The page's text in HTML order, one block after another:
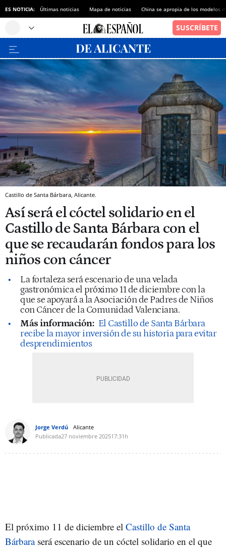
ES NOTICIA: Últimas noticias Mapa de noticias China se apropia de los modelos
Castillo de Santa Bárbara, Alicante.
Así será el cóctel solidario en el
Castillo de Santa Bárbara con el
que se recaudarán fondos para los
niños con cáncer
La fortaleza será escenario de una velada
gastronómica el próximo 11 de diciembre con la
que se apoyará a la Asociación de Padres de Niños
con Cáncer de la Comunidad Valenciana.
Más información: El Castillo de Santa Bárbara
recibe la mayor inversión de su historia para evitar
desprendimientos
Jorge Verdú
Alicante
Publicada27 noviembre 202517:31h
El próximo 11 de diciembre el Castillo de Santa
Bárbaraserá escenario de un cóctel solidario en el que